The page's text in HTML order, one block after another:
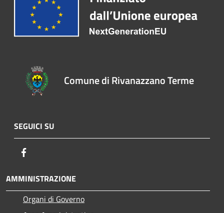
Comune di Rivanazzano Terme
SEGUICI SU
AMMINISTRAZIONE
Organi di Governo